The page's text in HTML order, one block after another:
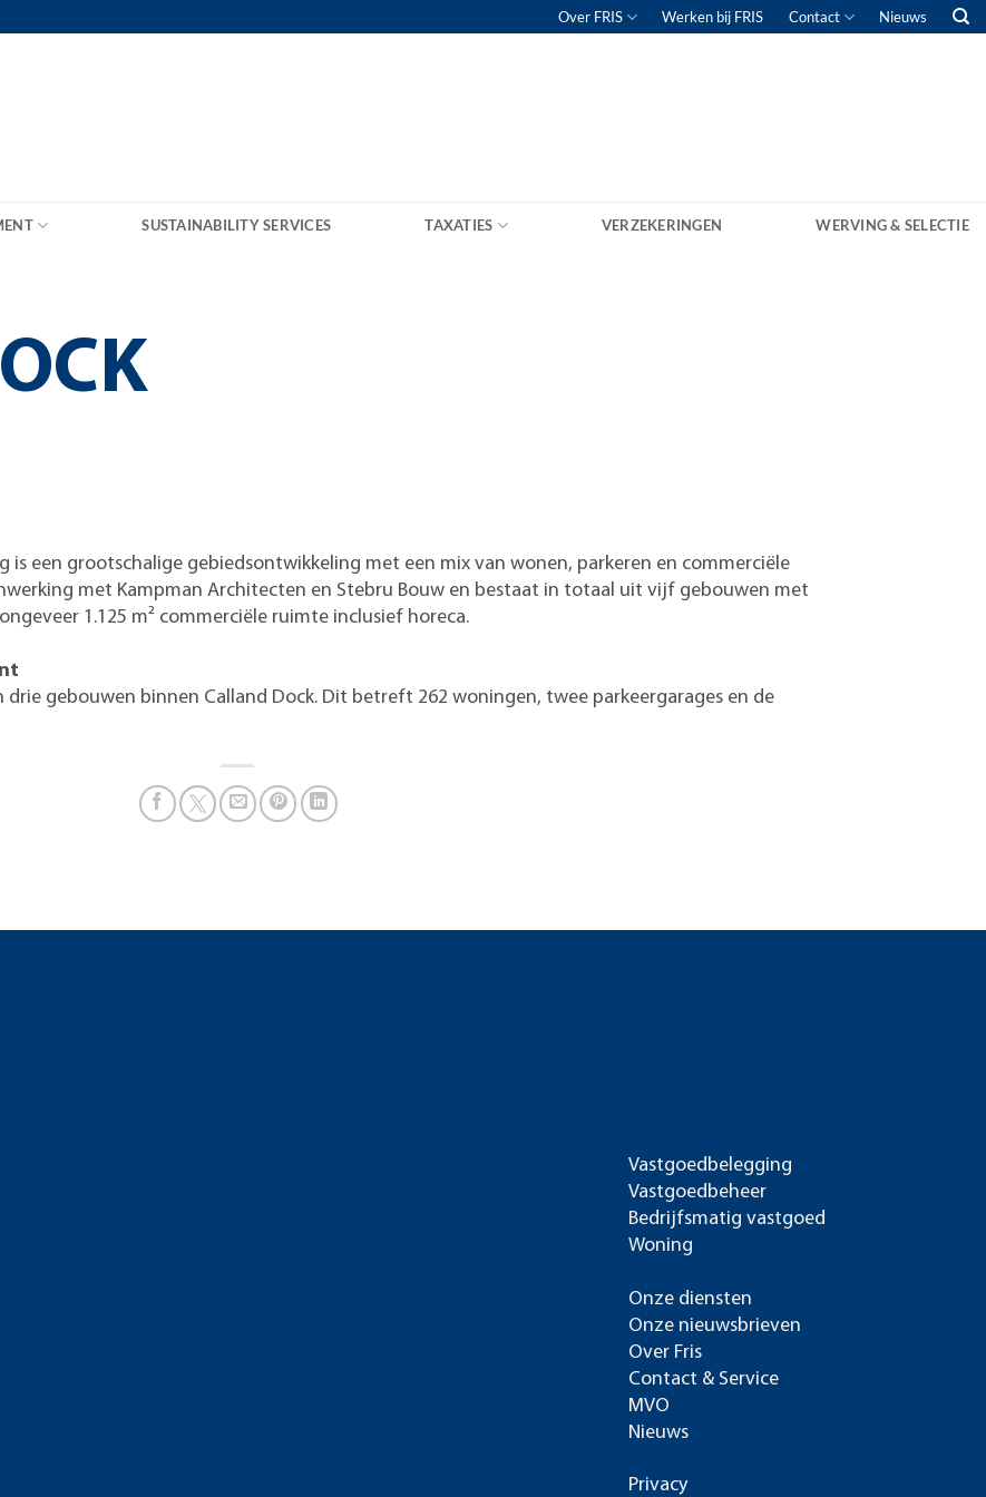
Over FRIS Werken bij FRIS Contact Nieuws
SUSTAINABILITY SERVICES TAXATIES VERZEKERINGEN WERVING & SELECTIE
is een grootschalige gebiedsontwikkeling met een mix van wonen, parkeren en commerciële
met Kampman Architecten en Stebru Bouw en bestaat in totaal uit vijf gebouwen met
1.125 m² commerciële ruimte inclusief horeca.
drie gebouwen binnen Calland Dock. Dit betreft 262 woningen, twee parkeergarages en de
Vastgoedbelegging
Vastgoedbeheer
Bedrijfsmatig vastgoed
Woning
Onze diensten
Onze nieuwsbrieven
Over Fris
Contact & Service
MVO
Nieuws
Privacy